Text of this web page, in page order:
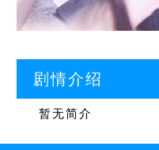
剧情介绍
暂无简介